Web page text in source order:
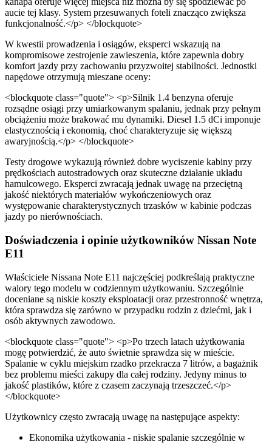
aucie tej klasy. System przesuwanych foteli znacząco zwiększa
funkcjonalność.</p> </blockquote>
W kwestii prowadzenia i osiągów, eksperci wskazują na
kompromisowe zestrojenie zawieszenia, które zapewnia dobry
komfort jazdy przy zachowaniu przyzwoitej stabilności. Jednostki
napędowe otrzymują mieszane oceny:
<blockquote class="quote"> <p>Silnik 1.4 benzyna oferuje
rozsądne osiągi przy umiarkowanym spalaniu, jednak przy pełnym
obciążeniu może brakować mu dynamiki. Diesel 1.5 dCi imponuje
elastycznością i ekonomią, choć charakteryzuje się większą
awaryjnością.</p> </blockquote>
Testy drogowe wykazują również dobre wyciszenie kabiny przy
prędkościach autostradowych oraz skuteczne działanie układu
hamulcowego. Eksperci zwracają jednak uwagę na przeciętną
jakość niektórych materiałów wykończeniowych oraz
występowanie charakterystycznych trzasków w kabinie podczas
jazdy po nierównościach.
Doświadczenia i opinie użytkowników Nissan Note
E11
Właściciele Nissana Note E11 najczęściej podkreślają praktyczne
walory tego modelu w codziennym użytkowaniu. Szczególnie
doceniane są niskie koszty eksploatacji oraz przestronność wnętrza,
która sprawdza się zarówno w przypadku rodzin z dziećmi, jak i
osób aktywnych zawodowo.
<blockquote class="quote"> <p>Po trzech latach użytkowania
mogę potwierdzić, że auto świetnie sprawdza się w mieście.
Spalanie w cyklu miejskim rzadko przekracza 7 litrów, a bagażnik
bez problemu mieści zakupy dla całej rodziny. Jedyny minus to
jakość plastików, które z czasem zaczynają trzeszczeć.</p>
</blockquote>
Użytkownicy często zwracają uwagę na następujące aspekty:
Ekonomika użytkowania - niskie spalanie szczególnie w